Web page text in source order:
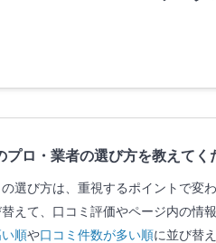
ロ・業者の選び方を教えてく
選び方は、重視するポイントで変わ
えて、口コミ評価やページ内の情
順や口コミ件数が多い順に並び替